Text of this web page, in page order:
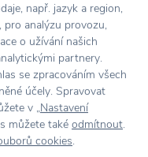
set 2 k
1 650 Kč
např. jazyk a region,
analýzu provozu,
o užívání našich
partnery.
se zpracováním všech
účely. Spravovat
v „Nastavení
můžete také odmítnout.
cookies.